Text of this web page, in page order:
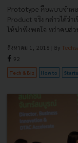
Prototype คือแบบจำลอ
Product จริง กล่าวได้ว่
ให้น่าพึงพอใจ ทว่าคนส่วน
สิงหาคม 1, 2016 | By
92
Tech & Biz How to